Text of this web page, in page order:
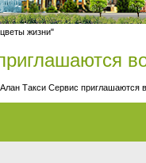
жизни"
Такси Сервис приглашаются